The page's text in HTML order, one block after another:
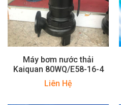
Máy bơm nước thải
Kaiquan 80WQ/E58-16-4
Liên Hệ